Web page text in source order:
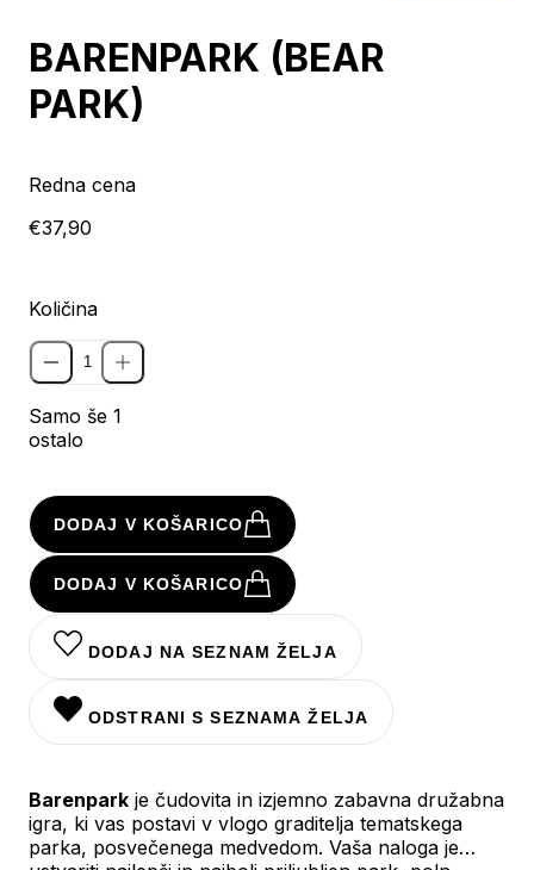
BARENPARK (BEAR
PARK)
Redna cena
€37,90
Količina
Samo še 1
ostalo
DODAJ V KOŠARICO
DODAJ V KOŠARICO
DODAJ NA SEZNAM ŽELJA
ODSTRANI S SEZNAMA ŽELJA
Barenpark je čudovita in izjemno zabavna družabna
igra, ki vas postavi v vlogo graditelja tematskega
parka, posvečenega medvedom. Vaša naloga je